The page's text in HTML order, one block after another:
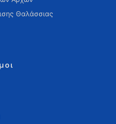
Θαλάσσιας